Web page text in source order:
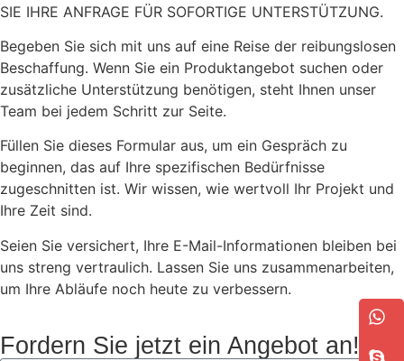
SIE IHRE ANFRAGE FÜR SOFORTIGE UNTERSTÜTZUNG.
Begeben Sie sich mit uns auf eine Reise der reibungslosen
Beschaffung. Wenn Sie ein Produktangebot suchen oder
zusätzliche Unterstützung benötigen, steht Ihnen unser
Team bei jedem Schritt zur Seite.
Füllen Sie dieses Formular aus, um ein Gespräch zu
beginnen, das auf Ihre spezifischen Bedürfnisse
zugeschnitten ist. Wir wissen, wie wertvoll Ihr Projekt und
Ihre Zeit sind.
Seien Sie versichert, Ihre E-Mail-Informationen bleiben bei
uns streng vertraulich. Lassen Sie uns zusammenarbeiten,
um Ihre Abläufe noch heute zu verbessern.
Fordern Sie jetzt ein Angebot an!